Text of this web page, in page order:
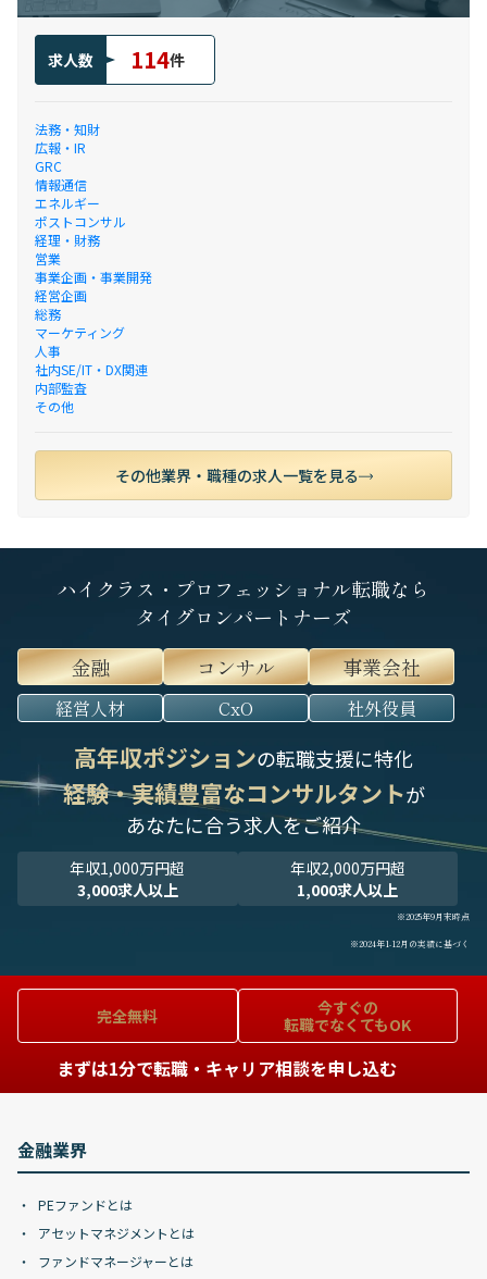
求人数 114件
法務・知財
広報・IR
GRC
情報通信
エネルギー
ポストコンサル
経理・財務
営業
事業企画・事業開発
経営企画
総務
マーケティング
人事
社内SE/IT・DX関連
内部監査
その他
その他業界・職種の求人一覧を見る
ハイクラス・プロフェッショナル転職なら
タイグロンパートナーズ
金融
コンサル 事業会社
経営人材 CxO 社外役員
高年収ポジションの転職支援に特化
経験・実績豊富なコンサルタントが
あなたに合う求人をご紹介
年収1,000万円超
3,000求人以上
年収2,000万円超
1,000求人以上
※2025年9月末時点
※2024年1-12月の実績に基づく
完全無料
今すぐの
転職でなくてもOK
まずは1分で転職・キャリア相談を申し込む
金融業界
PEファンドとは
アセットマネジメントとは
ファンドマネージャーとは